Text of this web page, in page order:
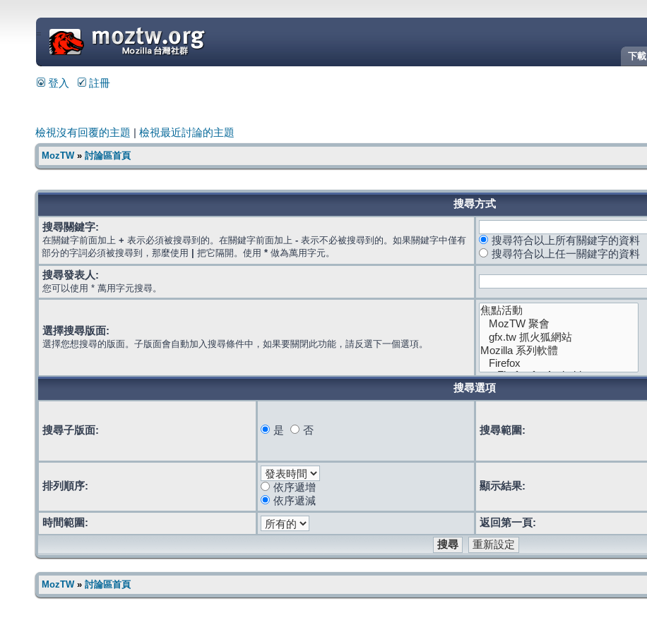
下載
=
登入 註冊
檢視沒有回覆的主題 檢視最近討論的主題
MozTW» 討論區首頁
搜尋方式
搜尋關鍵字:
在關鍵字前面加上 + 表示必須被搜尋到的。在關鍵字前面加上 - 表示不必被搜尋到的。如果關鍵字中僅有
部分的字詞必須被搜尋到，那麼使用
把它隔開。使用 * 做為萬用字元。
搜尋符合以上所有關鍵字的資料
搜尋符合以上任一關鍵字的資料
搜尋發表人:
您可以使用 * 萬用字元搜尋。
選擇搜尋版面:
選擇您想搜尋的版面。子版面會自動加入搜尋條件中，如果要關閉此功能，請反選下一個選項。
搜尋選項
搜尋子版面: 是 否 搜尋範圍:
排列順序:
依序遞增
依序遞減
顯示結果:
時間範圍: 返回第一頁:
MozTW» 討論區首頁